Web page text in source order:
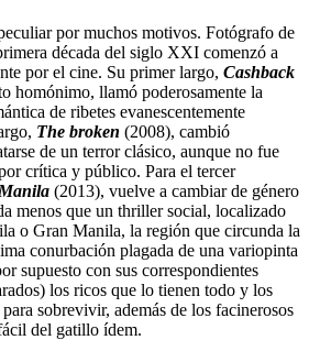
por muchos motivos. Fotógrafo de
década del siglo XXI comenzó a
por el cine. Su primer largo, Cashback
homónimo, llamó poderosamente la
de ribetes evanescentemente
The broken (2008), cambió
de un terror clásico, aunque no fue
crítica y público. Para el tercer
(2013), vuelve a cambiar de género
menos que un thriller social, localizado
o Gran Manila, la región que circunda la
conurbación plagada de una variopinta
supuesto con sus correspondientes
los ricos que lo tienen todo y los
sobrevivir, además de los facinerosos
del gatillo ídem.